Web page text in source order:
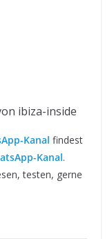
ibiza-inside
Kanal findest
Kanal.
testen, gerne